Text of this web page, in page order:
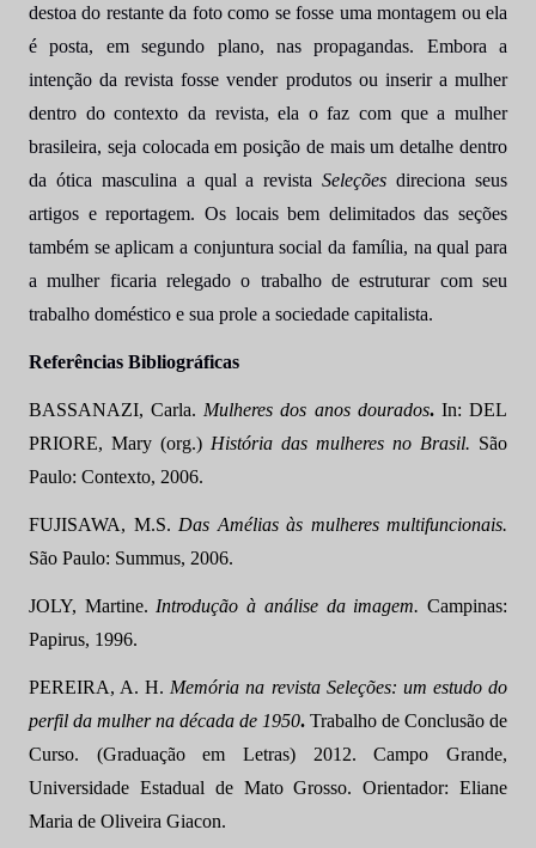
destoa do restante da foto como se fosse uma montagem ou ela
é posta, em segundo plano, nas propagandas. Embora a
intenção da revista fosse vender produtos ou inserir a mulher
dentro do contexto da revista, ela o faz com que a mulher
brasileira, seja colocada em posição de mais um detalhe dentro
da ótica masculina a qual a revistaSeleçõesdireciona seus
artigos e reportagem. Os locais bem delimitados das seções
também se aplicam a conjuntura social da família, na qual para
a mulher ficaria relegado o trabalho de estruturar com seu
trabalho doméstico e sua prole a sociedade capitalista.
Referências Bibliográficas
BASSANAZI, Carla. Mulheres dos anos dourados. In: DEL
PRIORE, Mary (org.) História das mulheres no Brasil. São
Paulo: Contexto, 2006.
FUJISAWA, M.S. Das Amélias às mulheres multifuncionais.
São Paulo: Summus, 2006.
JOLY, Martine. Introdução à análise da imagem. Campinas:
Papirus, 1996.
PEREIRA, A. H. Memória na revista Seleções: um estudo do
perfil da mulher na década de 1950. Trabalho de Conclusão de
Curso. (Graduação em Letras) 2012. Campo Grande,
Universidade Estadual de Mato Grosso. Orientador: Eliane
Maria de Oliveira Giacon.